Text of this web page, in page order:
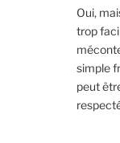
Oui,
trop
simple
peut